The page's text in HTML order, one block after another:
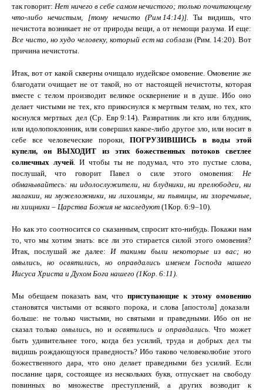
так говорит: Нет ничего в себе самом нечистого; только почитающему
что-либо нечистым, [тому нечисто (Рим 14:14)].
Ты видишь, что
нечистота возникает не от природы вещи, а от немощи разума. И еще:
Все чисто, но худо человеку, который ест на соблазн (Рим. 14:20). Вот
причина нечистоты.
Итак, вот от какой скверны очищало иудейское омовение. Омовение же
благодати очищает не от такой, но от настоящей нечистоты, которая
вместе с телом производит великое осквернение и в душе. Ибо оно
делает чистыми не тех, кто прикоснулся к мертвым телам, но тех, кто
коснулся мертвых дел (Ср.
Евр 9:14). Развратник ли кто или блудник,
или идолопоклонник, или совершил какое-либо другое зло, или носит в
себе все человеческие пороки,ПОГРУЗИВШИСЬ в воды этой
купели, он ВЫХОДИТ из этих божественных потоков светлее
солнечных лучей. И чтобы ты не подумал, что это пустые слова,
послушай, что говорит Павел о силе этого омовения:
Не
обманывайтесь: ни идолослужители, ни блудники, ни прелюбодеи, ни
малакии, ни мужеложники, ни лихоимцы, ни пьяницы, ни злоречивые,
ни хищники – Царства Божия не наследуют (1Кор. 6:9–10).
Но как это соотносится со сказанным, спросит кто-нибудь. Покажи нам
то, что мы хотим знать: все ли это стирается силой этого омовения?
Итак, послушай же далее:
И такими были некоторые из вас; но
омылись, но освятились, но оправдались именем Господа нашего
Иисуса Христа и Духом Бога нашего (1Кор. 6:11 )
Мы обещаем показать вам, чтоприступающие к этому омовению
становятся чистыми от всякого порока, и слова [апостола] доказали
больше: не только чистыми, но святыми и праведными. Ибо он не
сказал только омылись, но и освятились и оправдались.
Что может
быть удивительнее того, когда без усилий, труда и добрых дел ты
видишь рождающуюся праведность? Ибо таково человеколюбие этого
божественного дара, что оно делает праведными без усилий. Если
послание царя, состоящее из нескольких букв, отпускает на свободу
повинных во множестве преступлений, а других возводит к